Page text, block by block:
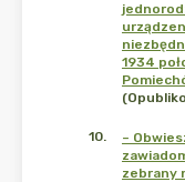
1934
10.
–
zebrany